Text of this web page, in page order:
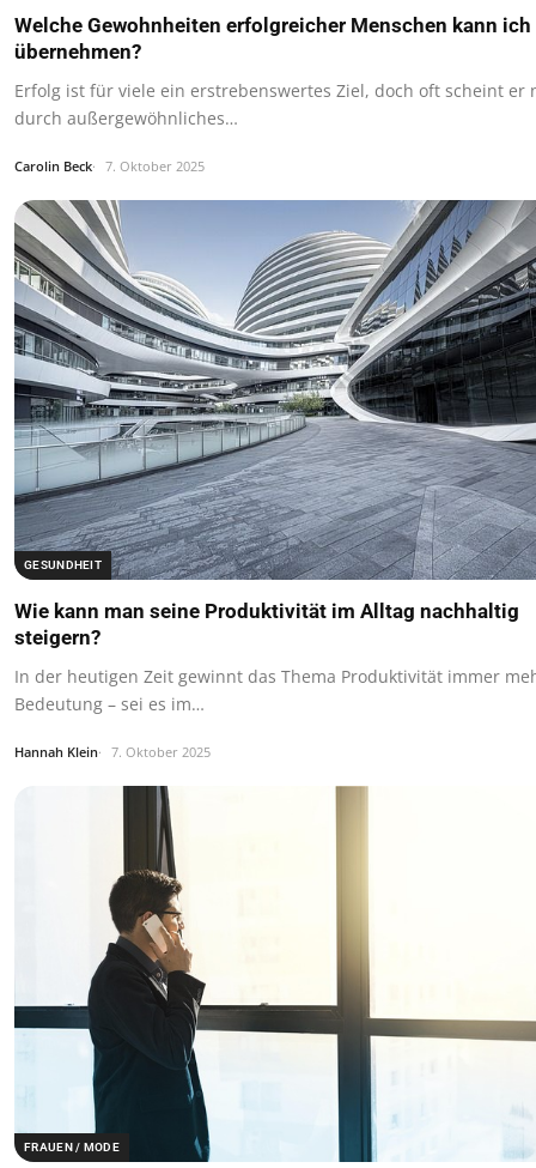
Welche Gewohnheiten erfolgreicher Menschen kann ich
übernehmen?
Erfolg ist für viele ein erstrebenswertes Ziel, doch oft scheint er
durch außergewöhnliches…
Carolin Beck 7. Oktober 2025
GESUNDHEIT
Wie kann man seine Produktivität im Alltag nachhaltig
steigern?
In der heutigen Zeit gewinnt das Thema Produktivität immer
Bedeutung – sei es im…
Hannah Klein 7. Oktober 2025
FRAUEN / MODE